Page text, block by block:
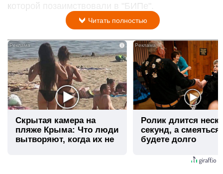
которой позаимствовали в "БИПе".
Читать полностью
i
Скрытая камера на
пляже Крыма: Что люди
вытворяют, когда их не
Ролик длится
секунд, а
будете долго